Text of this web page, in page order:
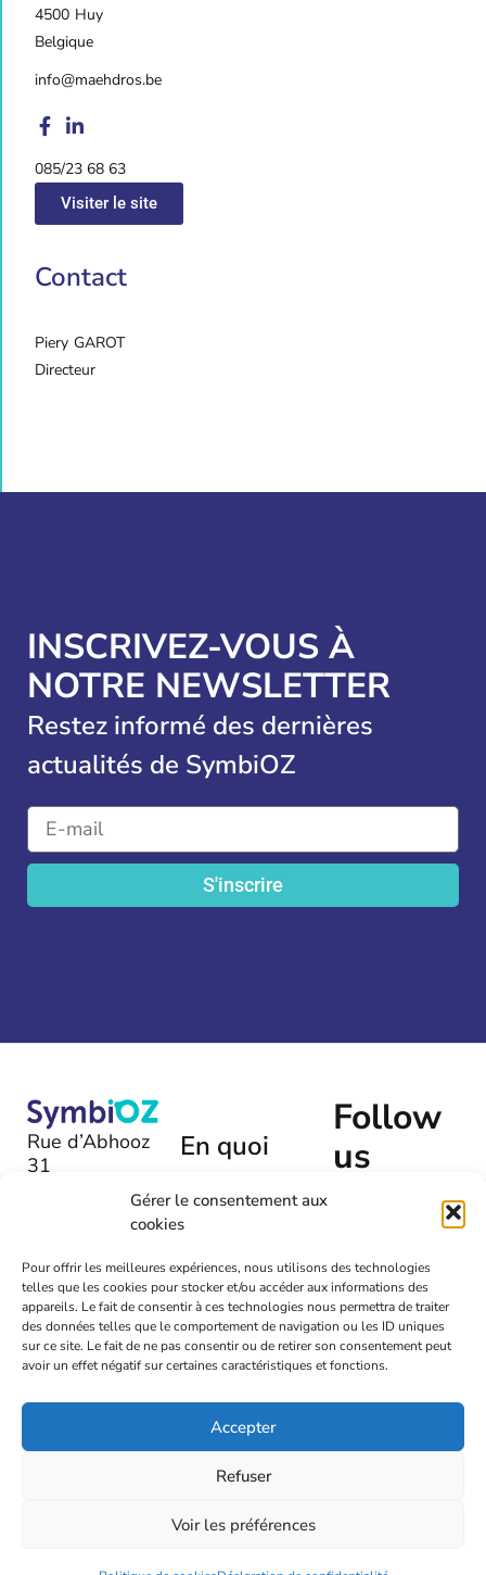
Gérer le consentement aux
cookies
Pour offrir les meilleures expériences, nous utilisons des technologies
telles que les cookies pour stocker et/ou accéder aux informations des
appareils. Le fait de consentir à ces technologies nous permettra de traiter
des données telles que le comportement de navigation ou les ID uniques
sur ce site. Le fait de ne pas consentir ou de retirer son consentement peut
avoir un effet négatif sur certaines caractéristiques et fonctions.
Accepter
Refuser
Voir les préférences
4500 Huy
Belgique
info@maehdros.be
085/23 68 63
Visiter le site
Contact
Piery GAROT
Directeur
INSCRIVEZ-VOUS À
NOTRE NEWSLETTER
Restez informé des dernières
actualités de SymbiOZ
S'inscrire
Rue d’Abhooz
31
+32 (0)475
54 00 72
info@symbioz.org
En quoi
nous
vous aider
?
Laissez-
nous un
message
Follow
us
Termes & conditionsVie privéeRGPD